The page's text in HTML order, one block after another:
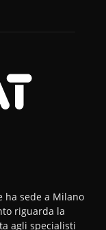
ha sede a Milano
riguarda la
agli specialisti